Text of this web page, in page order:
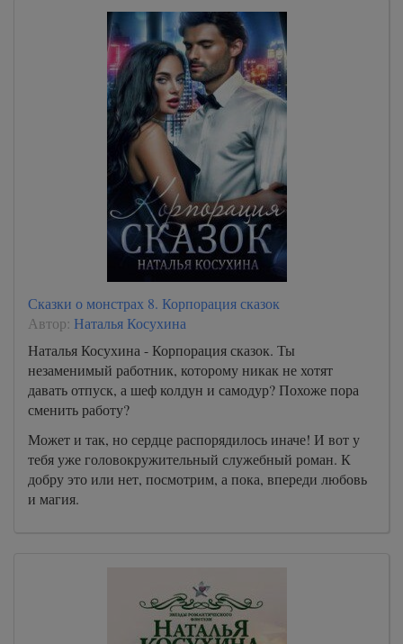
Сказки о монстрах 8. Корпорация сказок
Автор: Наталья Косухина
Наталья Косухина - Корпорация сказок. Ты
незаменимый работник, которому никак не хотят
давать отпуск, а шеф колдун и самодур? Похоже пора
сменить работу?
Может и так, но сердце распорядилось иначе! И вот у
тебя уже головокружительный служебный роман. К
добру это или нет, посмотрим, а пока, впереди любовь
и магия.